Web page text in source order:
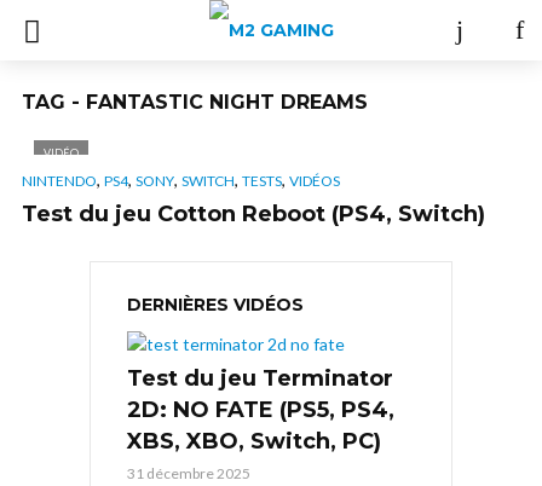
TAG - FANTASTIC NIGHT DREAMS
VIDÉO
NINTENDO, PS4, SONY, SWITCH, TESTS, VIDÉOS
Test du jeu Cotton Reboot (PS4, Switch)
DERNIÈRES VIDÉOS
Test du jeu Terminator
2D: NO FATE (PS5, PS4,
XBS, XBO, Switch, PC)
31 décembre 2025